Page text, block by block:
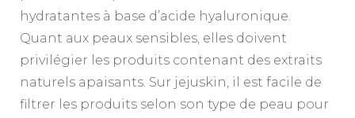
hydratantes à base d’acide hyaluronique.
Quant aux peaux sensibles, elles doivent
privilégier les produits contenant des extraits
naturels apaisants. Sur jejuskin, il est facile de
filtrer les produits selon son type de peau pour